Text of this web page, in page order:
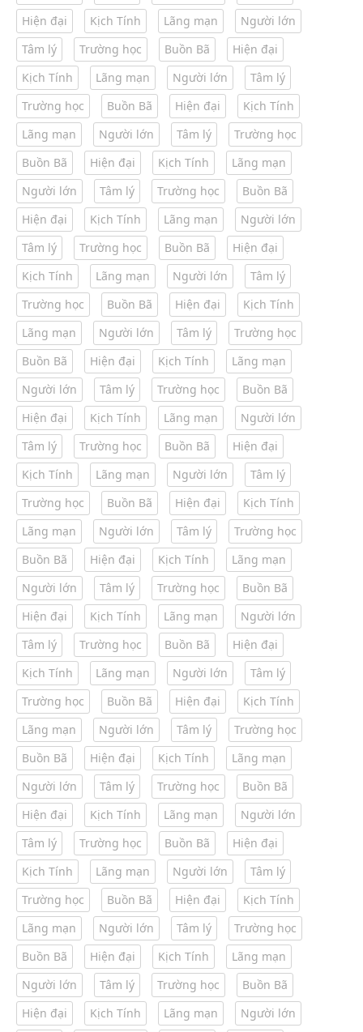
Hiện đại Kịch Tính Lãng mạn
Người lớn
Tâm lý
Trường học Buồn Bã
Hiện đại
Kịch Tính
Lãng mạn Người lớn
Tâm lý
Trường học
Buồn Bã Hiện đại
Kịch Tính
Lãng mạn
Người lớn Tâm lý
Trường học
Buồn Bã
Hiện đại Kịch Tính
Lãng mạn
Người lớn
Tâm lý Trường học
Buồn Bã
Hiện đại
Kịch Tính Lãng mạn
Người lớn
Tâm lý
Trường học Buồn Bã
Hiện đại
Kịch Tính
Lãng mạn Người lớn
Tâm lý
Trường học
Buồn Bã Hiện đại
Kịch Tính
Lãng mạn
Người lớn Tâm lý
Trường học
Buồn Bã
Hiện đại Kịch Tính
Lãng mạn
Người lớn
Tâm lý Trường học
Buồn Bã
Hiện đại
Kịch Tính Lãng mạn
Người lớn
Tâm lý
Trường học Buồn Bã
Hiện đại
Kịch Tính
Lãng mạn Người lớn
Tâm lý
Trường học
Buồn Bã Hiện đại
Kịch Tính
Lãng mạn
Người lớn Tâm lý
Trường học
Buồn Bã
Hiện đại Kịch Tính
Lãng mạn
Người lớn
Tâm lý Trường học
Buồn Bã
Hiện đại
Kịch Tính Lãng mạn
Người lớn
Tâm lý
Trường học Buồn Bã
Hiện đại
Kịch Tính
Lãng mạn Người lớn
Tâm lý
Trường học
Buồn Bã Hiện đại
Kịch Tính
Lãng mạn
Người lớn Tâm lý
Trường học
Buồn Bã
Hiện đại Kịch Tính
Lãng mạn
Người lớn
Tâm lý Trường học
Buồn Bã
Hiện đại
Kịch Tính Lãng mạn
Người lớn
Tâm lý
Trường học Buồn Bã
Hiện đại
Kịch Tính
Lãng mạn Người lớn
Tâm lý
Trường học
Buồn Bã Hiện đại
Kịch Tính
Lãng mạn
Người lớn Tâm lý
Trường học
Buồn Bã
Hiện đại Kịch Tính
Lãng mạn
Người lớn
Tâm lý Trường học
Buồn Bã
Hiện đại
Kịch Tính Lãng mạn
Người lớn